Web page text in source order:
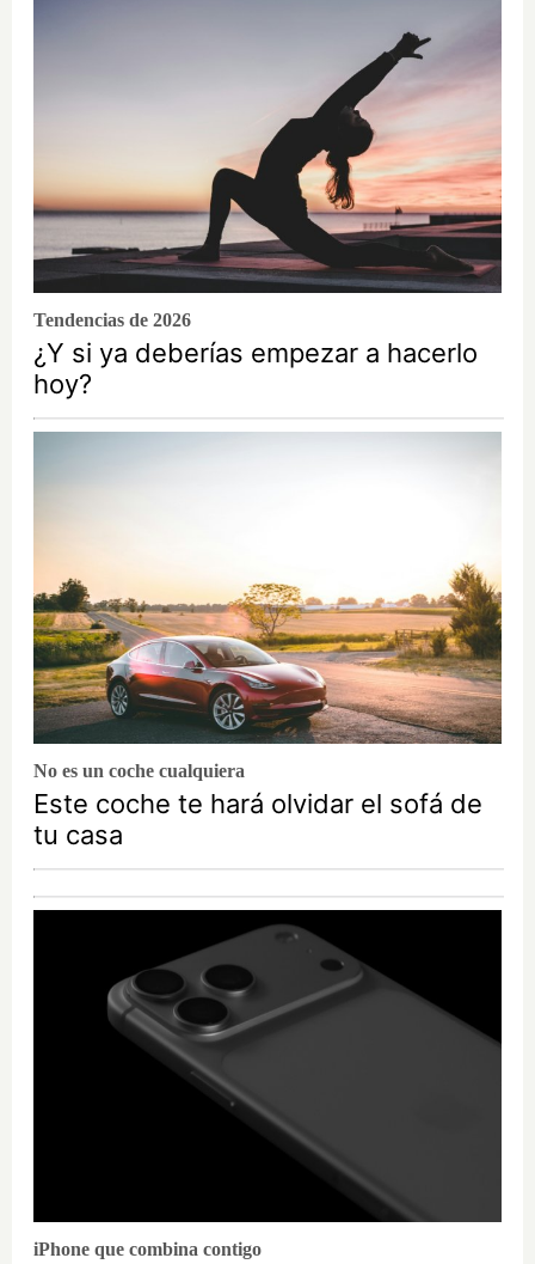
Tendencias de 2026
¿Y si ya deberías empezar a hacerlo
hoy?
No es un coche cualquiera
Este coche te hará olvidar el sofá de
tu casa
iPhone que combina contigo